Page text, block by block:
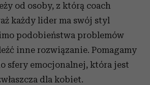
od osoby, z którą coach
każdy lider ma swój styl
podobieństwa problemów
inne rozwiązanie. Pomagamy
sfery emocjonalnej, która jest
dla kobiet.